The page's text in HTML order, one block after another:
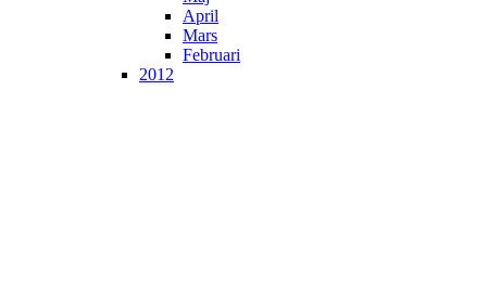
April
Mars
Februari
2012